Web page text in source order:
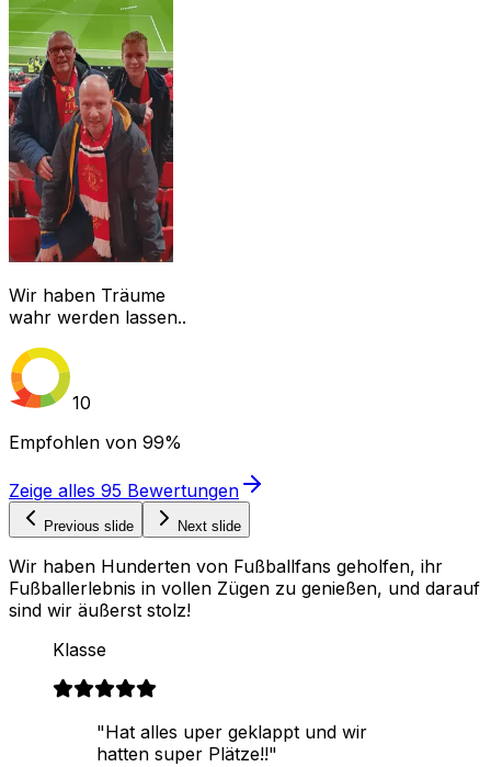
Wir haben Träume
wahr werden lassen..
10
Empfohlen von 99%
Zeige alles 95 Bewertungen
Previous slide Next slide
Wir haben Hunderten von Fußballfans geholfen, ihr
Fußballerlebnis in vollen Zügen zu genießen, und darauf
sind wir äußerst stolz!
Klasse
"Hat alles uper geklappt und wir
hatten super Plätze!!"